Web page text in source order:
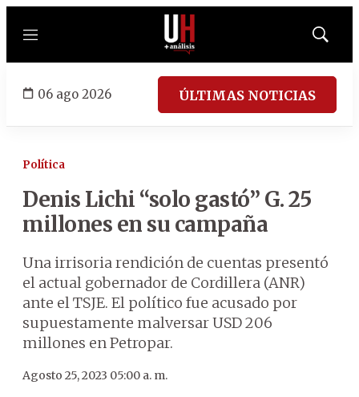
Menú
Mostrar
06 ago 2026 ÚLTIMAS NOTICIAS
Política
Denis Lichi “solo gastó” G. 25
millones en su campaña
Una irrisoria rendición de cuentas presentó
el actual gobernador de Cordillera (ANR)
ante el TSJE. El político fue acusado por
supuestamente malversar USD 206
millones en Petropar.
Agosto 25, 2023 05:00 a. m.